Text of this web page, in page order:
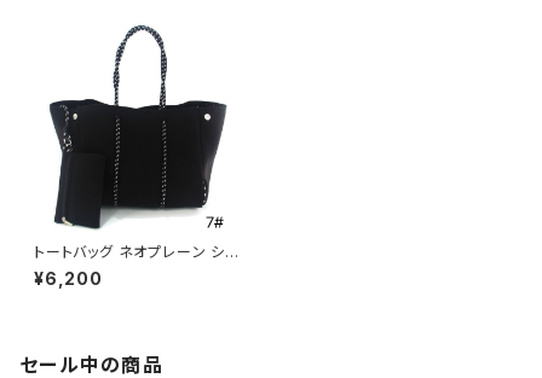
トートバッグ ネオプレーン ショ
ルダーバッグ ビーチ 大容量 マ
ザーズバッグ 590852
¥6,200
セール中の商品